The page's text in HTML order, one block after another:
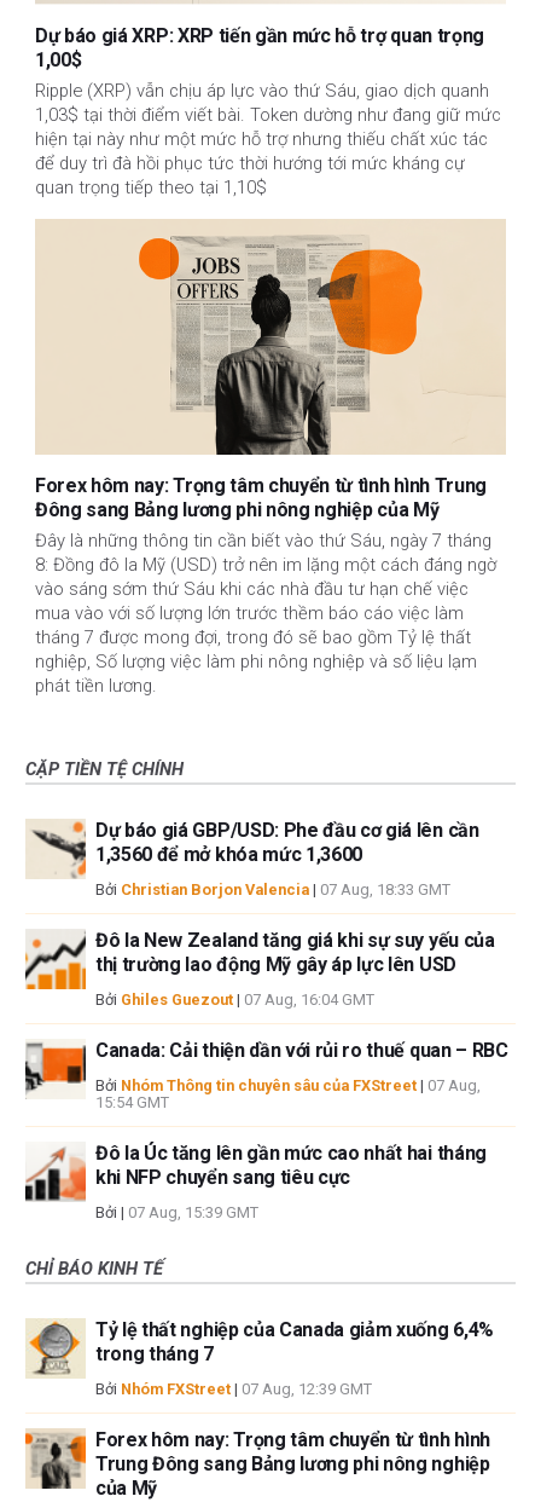
Dự báo giá XRP: XRP tiến gần mức hỗ trợ quan trọng
1,00$
Ripple (XRP) vẫn chịu áp lực vào thứ Sáu, giao dịch quanh
1,03$ tại thời điểm viết bài. Token dường như đang giữ mức
hiện tại này như một mức hỗ trợ nhưng thiếu chất xúc tác
để duy trì đà hồi phục tức thời hướng tới mức kháng cự
quan trọng tiếp theo tại 1,10$
Forex hôm nay: Trọng tâm chuyển từ tình hình Trung
Đông sang Bảng lương phi nông nghiệp của Mỹ
Đây là những thông tin cần biết vào thứ Sáu, ngày 7 tháng
8: Đồng đô la Mỹ (USD) trở nên im lặng một cách đáng ngờ
vào sáng sớm thứ Sáu khi các nhà đầu tư hạn chế việc
mua vào với số lượng lớn trước thềm báo cáo việc làm
tháng 7 được mong đợi, trong đó sẽ bao gồm Tỷ lệ thất
nghiệp, Số lượng việc làm phi nông nghiệp và số liệu lạm
phát tiền lương.
CẶP TIỀN TỆ CHÍNH
Dự báo giá GBP/USD: Phe đầu cơ giá lên cần
1,3560 để mở khóa mức 1,3600
Bởi Christian Borjon Valencia | 07 Aug, 18:33 GMT
Đô la New Zealand tăng giá khi sự suy yếu của
thị trường lao động Mỹ gây áp lực lên USD
Bởi Ghiles Guezout | 07 Aug, 16:04 GMT
Canada: Cải thiện dần với rủi ro thuế quan – RBC
Bởi Nhóm Thông tin chuyên sâu của FXStreet | 07 Aug,
15:54 GMT
Đô la Úc tăng lên gần mức cao nhất hai tháng
khi NFP chuyển sang tiêu cực
Bởi | 07 Aug, 15:39 GMT
CHỈ BÁO KINH TẾ
Tỷ lệ thất nghiệp của Canada giảm xuống 6,4%
trong tháng 7
Bởi Nhóm FXStreet | 07 Aug, 12:39 GMT
Forex hôm nay: Trọng tâm chuyển từ tình hình
Trung Đông sang Bảng lương phi nông nghiệp
của Mỹ